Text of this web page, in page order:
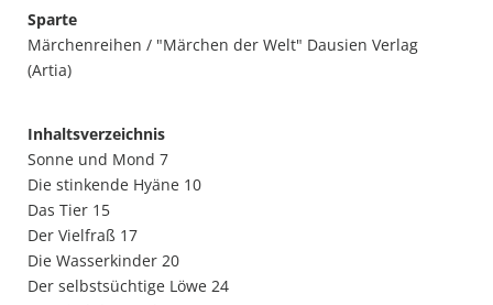
Sparte
Märchenreihen / "Märchen der Welt" Dausien Verlag
(Artia)
Inhaltsverzeichnis
Sonne und Mond 7
Die stinkende Hyäne 10
Das Tier 15
Der Vielfraß 17
Die Wasserkinder 20
Der selbstsüchtige Löwe 24